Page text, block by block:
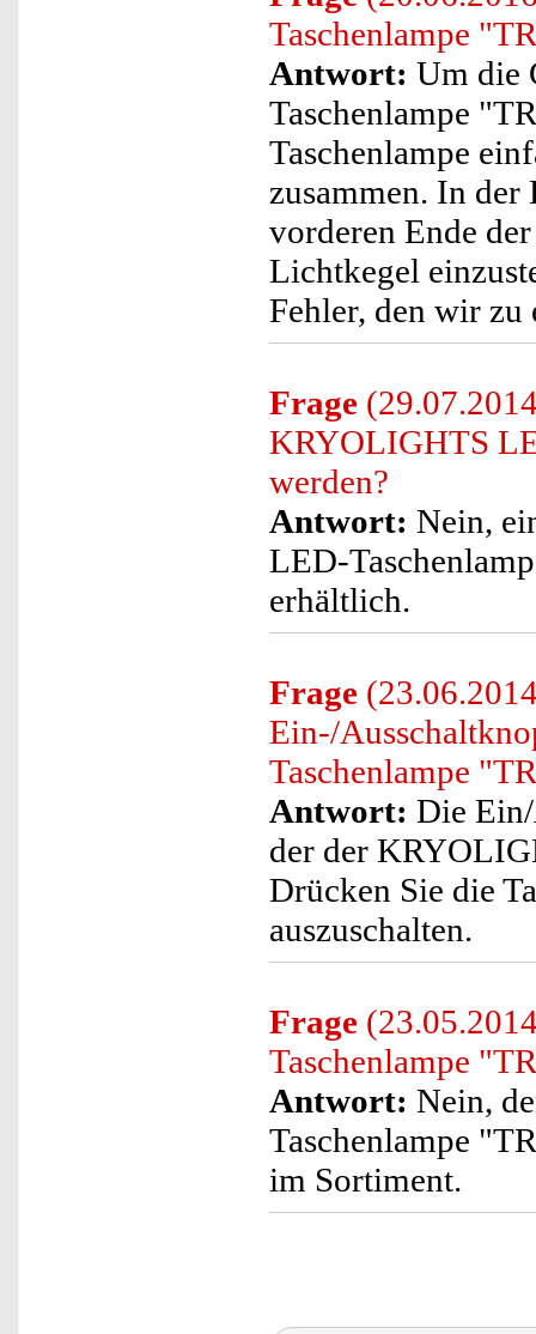
Taschenlampe
Antwort: Um die
Taschenlampe
Taschenlampe
zusammen. In
vorderen Ende
Lichtkegel
Fehler, den wir zu
Frage
KRYOLIGHTS
werden?
Antwort: Nein,
LED-
erhältlich.
Frage
Ein-/
Taschenlampe
Antwort: Die
der der
Drücken Sie die
auszuschalten.
Frage
Taschenlampe
Antwort: Nein,
Taschenlampe
im Sortiment.